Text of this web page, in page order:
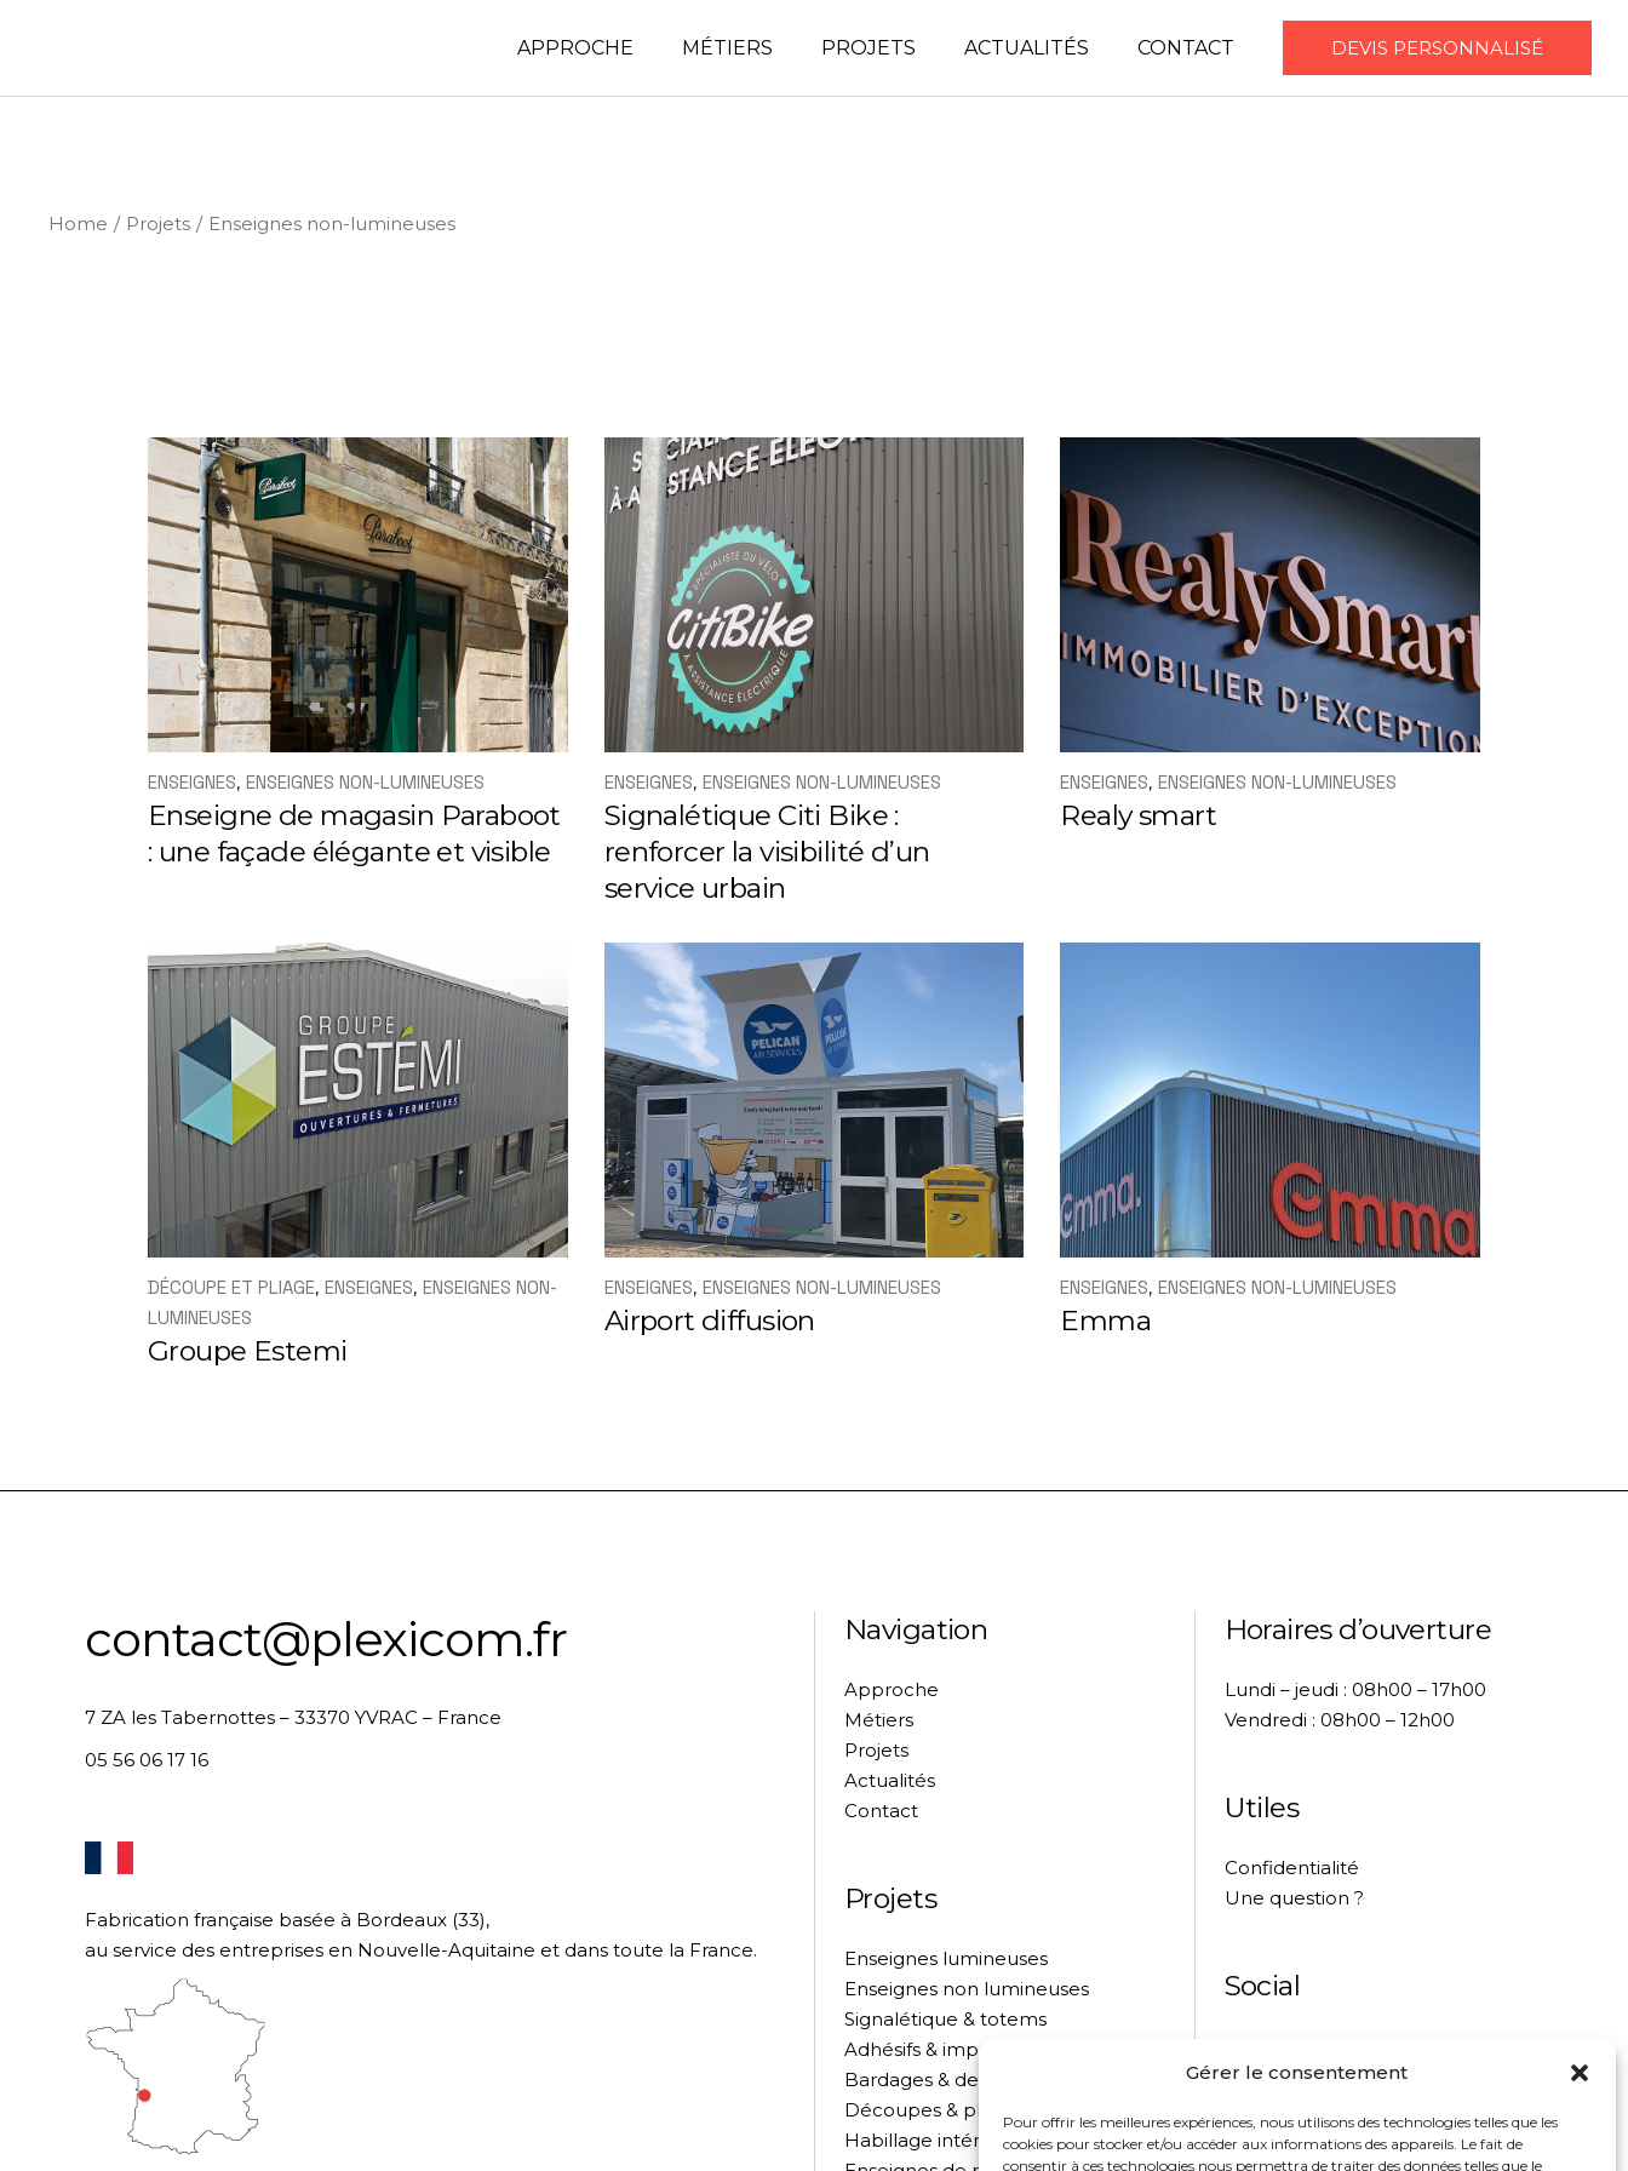
Gérer le consentement
Pour offrir les meilleures expériences, nous utilisons des technologies telles que les
cookies pour stocker et/ou accéder aux informations des appareils. Le fait de
consentir à ces technologies nous permettra de traiter des données telles que le
APPROCHE MÉTIERS PROJETS ACTUALITÉS CONTACT DEVIS PERSONNALISÉ
Home Projets Enseignes non-lumineuses
ENSEIGNES ENSEIGNES NON-LUMINEUSES
Enseigne de magasin Paraboot
: une façade élégante et visible
ENSEIGNES ENSEIGNES NON-LUMINEUSES
Signalétique Citi Bike :
renforcer la visibilité d’un
service urbain
ENSEIGNES ENSEIGNES NON-LUMINEUSES
Realy smart
DÉCOUPE ET PLIAGE ENSEIGNES ENSEIGNES NON-
LUMINEUSES
Groupe Estemi
ENSEIGNES ENSEIGNES NON-LUMINEUSES
Airport diffusion
ENSEIGNES ENSEIGNES NON-LUMINEUSES
Emma
contact@plexicom.fr
7 ZA les Tabernottes – 33370 YVRAC – France
05 56 06 17 16
Fabrication française basée à Bordeaux (33),
au service des entreprises en Nouvelle-Aquitaine et dans toute la France.
Navigation
Approche
Métiers
Projets
Actualités
Contact
Projets
Enseignes lumineuses
Enseignes non lumineuses
Signalétique & totems
Adhésifs & impressions
Bardages & devantures
Découpes & pliages
Habillage intérieur
Horaires d’ouverture
Lundi – jeudi : 08h00 – 17h00
Vendredi : 08h00 – 12h00
Utiles
Confidentialité
Une question ?
Social
Linkedin